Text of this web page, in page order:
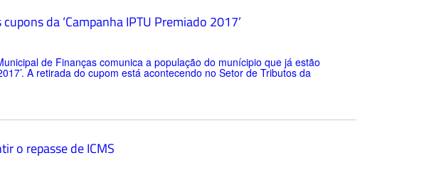
da ‘Campanha IPTU Premiado 2017’
de Finanças comunica a população do munícipio que já estão
A retirada do cupom está acontecendo no Setor de Tributos da
o repasse de ICMS